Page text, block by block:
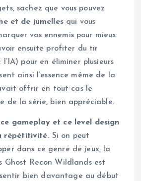
sachez que vous pouvez
et de jumellesqui vous
vos ennemis pour mieux
ensuite profiter du tir
pour en éliminer plusieurs
ainsi l’essence même de la
offrir en tout cas le
de la série, bien appréciable.
gameplay et ce level design
répétitivité. Si on peut
dans ce genre de jeux, la
Recon Wildlands est
bien davantage au début